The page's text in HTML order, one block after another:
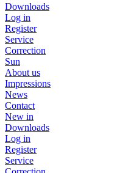
Downloads
Log in
Register
Service
Correction
Sun
About us
Impressions
News
Contact
New in
Downloads
Log in
Register
Service